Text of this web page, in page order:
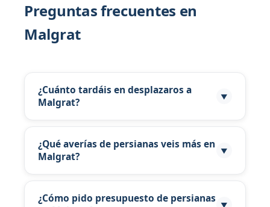
Preguntas frecuentes en
Malgrat
¿Cuánto tardáis en desplazaros a
Malgrat?
▼
desde Barcelona. Consulta disponibilidad por
WhatsApp.
¿Qué averías de persianas veis más en
Malgrat?
▼
combinamos reparación rápida e instalación
¿Cómo pido presupuesto de persianas
▼